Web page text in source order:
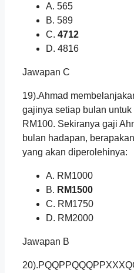
A. 565
B. 589
C. 4712
D. 4816
Jawapan C
19).Ahmad
gajinya setiap bulan
RM100. Sekiranya gaji
bulan hadapan,
yang akan diperolehinya:
A. RM1000
B. RM1500
C. RM1750
D. RM2000
Jawapan B